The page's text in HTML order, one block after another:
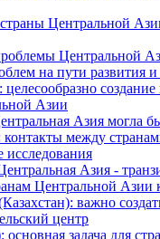
Центральной
Центральной
на пути развития
Азии
Азия могла
контакты между
исследования
Азия -
Центральной Азии
важно
центр
задача для